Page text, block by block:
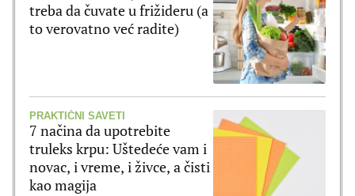
treba da čuvate u frižideru (a
to verovatno već radite)
PRAKTIČNI SAVETI
7 načina da upotrebite
truleks krpu: Uštedeće vam i
novac, i vreme, i živce, a čisti
kao magija